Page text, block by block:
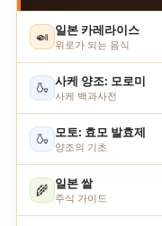
🍛 일본 카레라이스
위로가 되는 음식
🍶 사케 양조: 모로미
사케 백과사전
🍶 모토: 효모 발효제
양조의 기초
🌾 일본 쌀
주식 가이드